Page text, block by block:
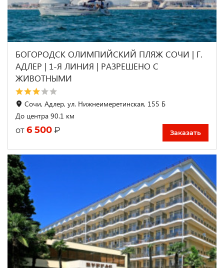
БОГОРОДСК ОЛИМПИЙСКИЙ ПЛЯЖ СОЧИ | Г.
АДЛЕР | 1-Я ЛИНИЯ | РАЗРЕШЕНО С
ЖИВОТНЫМИ
Сочи, Адлер, ул. Нижнеимеретинская, 155 Б
До центра 90.1 км
от 6 500 ₽ Заказать